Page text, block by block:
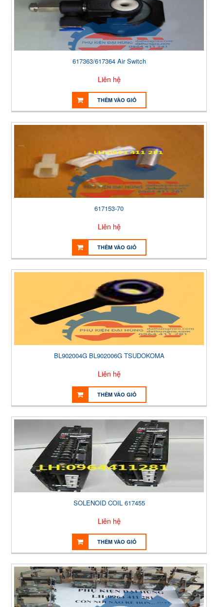
617363/617364 Air Switch
Liên hệ
THÊM VÀO GIỎ
617153-70
Liên hệ
THÊM VÀO GIỎ
BL902004G BL902006G TSUDOKOMA
Liên hệ
THÊM VÀO GIỎ
SOLENOID COIL 617455
Liên hệ
THÊM VÀO GIỎ